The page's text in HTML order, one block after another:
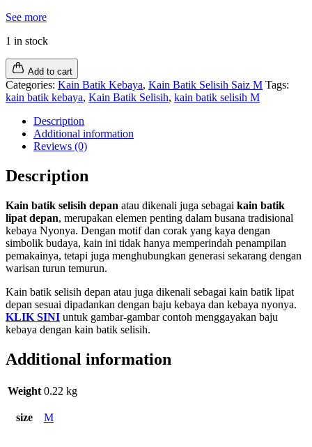
See more
1 in stock
Add to cart
Categories: Kain Batik Kebaya, Kain Batik Selisih Saiz M Tags:
kain batik kebaya, Kain Batik Selisih, kain batik selisih M
Description
Additional information
Reviews (0)
Description
Kain batik selisih depan atau dikenali juga sebagai kain batik
lipat depan, merupakan elemen penting dalam busana tradisional
kebaya Nyonya. Dengan motif dan corak yang kaya dengan
simbolik budaya, kain ini tidak hanya memperindah penampilan
pemakainya, tetapi juga menghubungkan generasi sekarang dengan
warisan turun temurun.
Kain batik selisih depan atau juga dikenali sebagai kain batik lipat
depan sesuai dipadankan dengan baju kebaya dan kebaya nyonya.
KLIK SINI untuk gambar-gambar contoh menggayakan baju
kebaya dengan kain batik selisih.
Additional information
Weight 0.22 kg
size M